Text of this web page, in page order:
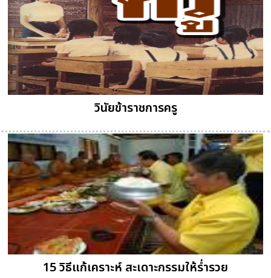
วินัยข้าราชการครู
15 วิธีแก้เคราะห์ สะเดาะกรรมให้ร่ำรวย